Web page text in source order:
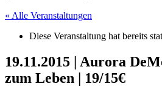
« Alle Veranstaltungen
Diese Veranstaltung hat bereits
19.11.2015 | Aurora
zum Leben | 19/15€